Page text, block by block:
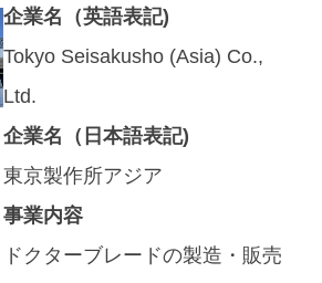
企業名（英語表記)
Tokyo Seisakusho (Asia) Co.,
Ltd.
企業名（日本語表記)
東京製作所アジア
事業内容
ドクターブレードの製造・販売